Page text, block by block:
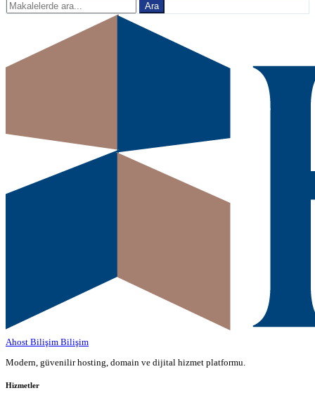
Ara
Ahost Bilişim Bilişim
Modern, güvenilir hosting, domain ve dijital hizmet platformu.
Hizmetler